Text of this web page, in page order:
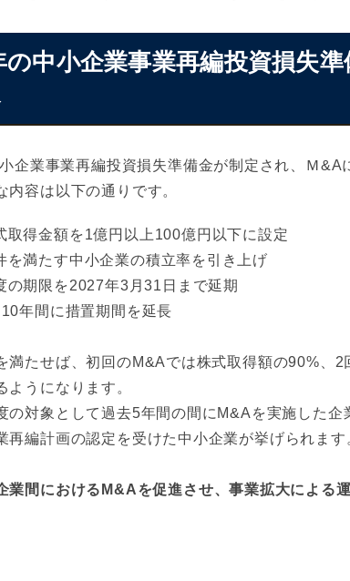
の中小企業事業再編投資損失
企業事業再編投資損失準備金が制定され、Ｍ&A
内容は以下の通りです。
取得金額を1億円以上100億円以下に設定
を満たす中小企業の積立率を引き上げ
の期限を2027年3月31日まで延期
年間に措置期間を延長
満たせば、初回のM&Aでは株式取得額の90%、
ようになります。
の対象として過去5年間の間にM&Aを実施した
再編計画の認定を受けた中小企業が挙げられます
業間におけるM&Aを促進させ、事業拡大による